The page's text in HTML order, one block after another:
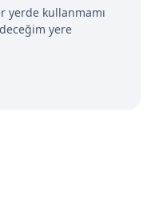
yerde kullanmamı
yere